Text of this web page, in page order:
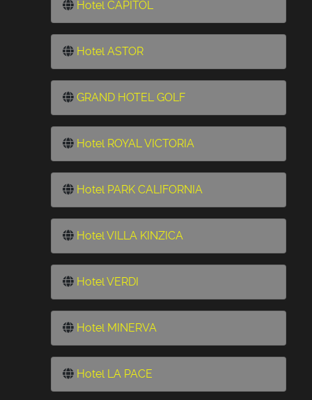
Hotel CAPITOL
Hotel ASTOR
GRAND HOTEL GOLF
Hotel ROYAL VICTORIA
Hotel PARK CALIFORNIA
Hotel VILLA KINZICA
Hotel VERDI
Hotel MINERVA
Hotel LA PACE